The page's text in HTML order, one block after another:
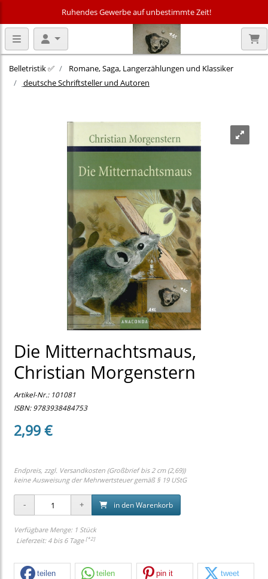
Ruhendes Gewerbe auf unbestimmte Zeit!
Belletristik ✅
Romane, Saga, Langerzählungen und Klassiker
deutsche Schriftsteller und Autoren
Die Mitternachtsmaus,
Christian Morgenstern
Artikel-Nr.: 101081
ISBN: 9783938484753
2,99 €
Endpreis, zzgl. Versandkosten (Großbrief bis 2 cm (2,69))
keine Ausweisung der Mehrwertsteuer gemäß § 19 UStG
in den Warenkorb
Verfügbare Menge: 1 Stück
Lieferzeit: 4 bis 6 Tage [*2]
teilen teilen pin it tweet